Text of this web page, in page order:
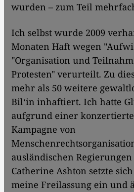
wurden – zum Teil
Ich selbst wurde 2009
Monaten Haft wegen
"Organisation und
Protesten" verurteilt. Zu
mehr als 50 weitere
Bil‘in inhaftiert. Ich hatte
aufgrund einer
Kampagne von
ausländischen
Catherine Ashton setzte
meine Freilassung ein und